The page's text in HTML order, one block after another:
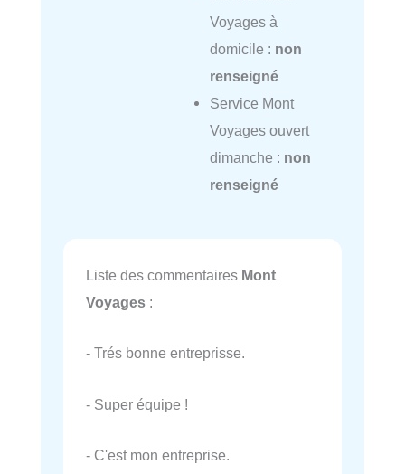
Voyages à
domicile : non
renseigné
Service Mont
Voyages ouvert
dimanche : non
renseigné
Liste des commentaires Mont
Voyages :
- Trés bonne entreprisse.
- Super équipe !
- C'est mon entreprise.